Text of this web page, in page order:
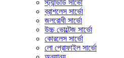
স্ট্যান্ডার্ড সার্ভো
ব্রাশলেস সার্ভো
জলরোধী সার্ভো
উচ্চ ভোল্টেজ সার্ভো
কোরলেস সার্ভো
লো প্রোফাইল সার্ভো